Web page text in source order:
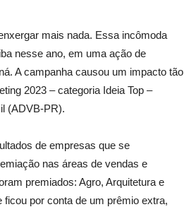
mais nada. Essa incômoda
nesse ano, em uma ação de
A campanha causou um impacto tão
2023 – categoria Ideia Top –
(ADVB-PR).
de empresas que se
nas áreas de vendas e
premiados: Agro, Arquitetura e
por conta de um prêmio extra,